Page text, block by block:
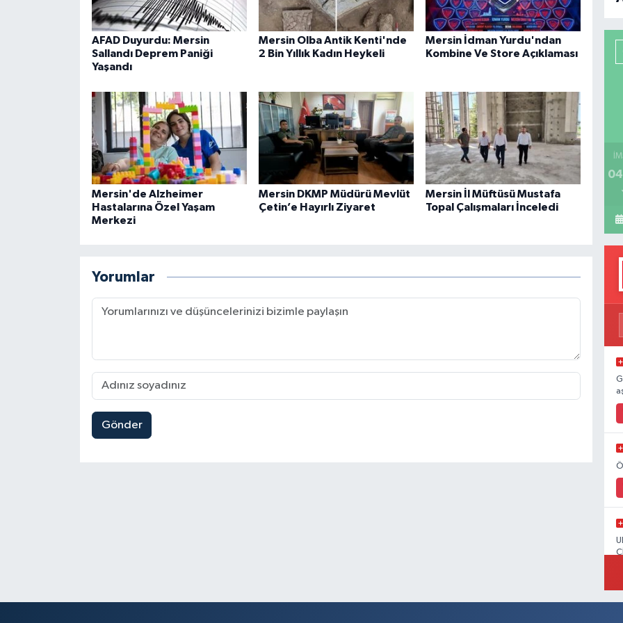
AFAD Duyurdu: Mersin
Sallandı Deprem Paniği
Yaşandı
Mersin Olba Antik Kenti'nde
2 Bin Yıllık Kadın Heykeli
Mersin İdman Yurdu'ndan
Kombine Ve Store Açıklaması
Mersin'de Alzheimer
Hastalarına Özel Yaşam
Merkezi
Mersin DKMP Müdürü Mevlüt
Çetin’e Hayırlı Ziyaret
Mersin İl Müftüsü Mustafa
Topal Çalışmaları İnceledi
Yorumlar
Gönder